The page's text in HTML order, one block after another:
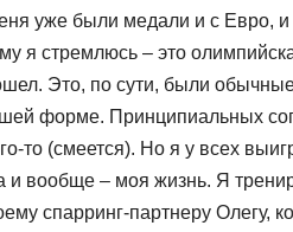
уже были медали и с Евро,
я стремлюсь – это
Это, по сути, были
форме. Принципиальных
то (смеется). Но я у всех
и вообще – моя жизнь. Я
спарринг-партнеру Олегу,